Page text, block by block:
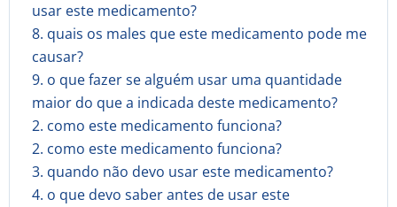
usar este medicamento?
8. quais os males que este medicamento pode me
causar?
9. o que fazer se alguém usar uma quantidade
maior do que a indicada deste medicamento?
2. como este medicamento funciona?
2. como este medicamento funciona?
3. quando não devo usar este medicamento?
4. o que devo saber antes de usar este